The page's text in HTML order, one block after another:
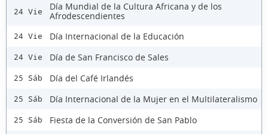
24 Vie
Día Mundial de la Cultura Africana y de los
Afrodescendientes
24 Vie Día Internacional de la Educación
24 Vie Día de San Francisco de Sales
25 Sáb Día del Café Irlandés
25 Sáb Día Internacional de la Mujer en el Multilateralismo
25 Sáb Fiesta de la Conversión de San Pablo